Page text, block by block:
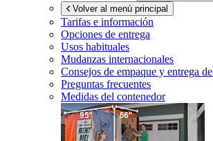
Volver al menú principal
Tarifas e información
Opciones de entrega
Usos habituales
Mudanzas internacionales
Consejos de empaque y entrega de
Preguntas frecuentes
Medidas del contenedor